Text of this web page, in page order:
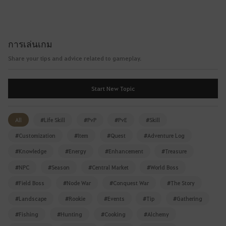
e
l
o
g
n
g
i
.
W
o
การเล่นเกม
Share your tips and advice related to gameplay.
Start New Topic
All #Life Skill #PvP #PvE #Skill
#Customization #Item #Quest #Adventure Log
#Knowledge #Energy #Enhancement #Treasure
#NPC #Season #Central Market #World Boss
#Field Boss #Node War #Conquest War #The Story
#Landscape #Rookie #Events #Tip #Gathering
#Fishing #Hunting #Cooking #Alchemy